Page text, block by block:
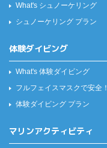
What's シュノーケリング
シュノーケリング プラン
体験ダイビング
What's 体験ダイビング
フルフェイスマスクで安全！
体験ダイビング プラン
マリンアクティビティ